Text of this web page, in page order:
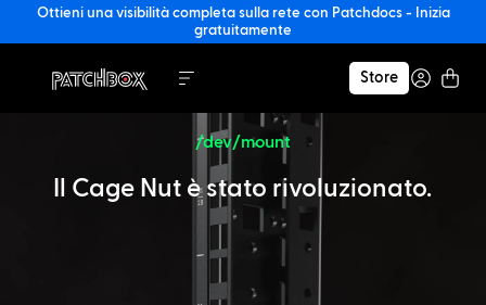
Ottieni una visibilità completa sulla rete con Patchdocs - Inizia
gratuitamente
Store
/dev/mount
Il Cage Nut è stato rivoluzionato.